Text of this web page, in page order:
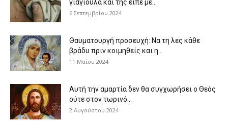
γιαγιούλα και της είπε με...
6 Σεπτεμβρίου 2024
Θαυματουργή προσευχή: Να τη λες κάθε
βράδυ πριν κοιμηθείς και η...
11 Μαΐου 2024
Αυτή την αμαρτία δεν θα συγχωρήσει ο Θεός
ούτε στον τωρινό...
2 Αυγούστου 2024